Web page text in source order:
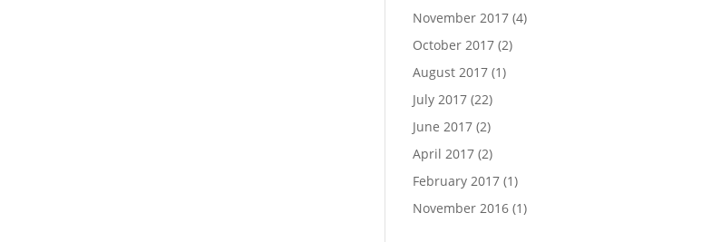
November 2017 (4)
October 2017 (2)
August 2017 (1)
July 2017 (22)
June 2017 (2)
April 2017 (2)
February 2017 (1)
November 2016 (1)